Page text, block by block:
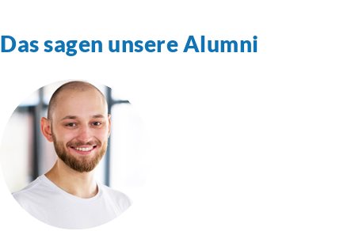
Das sagen unsere Alumni